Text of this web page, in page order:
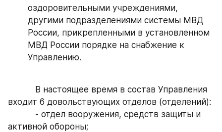
оздоровительными учреждениями,
другими подразделениями системы МВД
России, прикрепленными в установленном
МВД России порядке на снабжение к
Управлению.
входит 6 довольствующих отделов (отделений):
активной обороны;